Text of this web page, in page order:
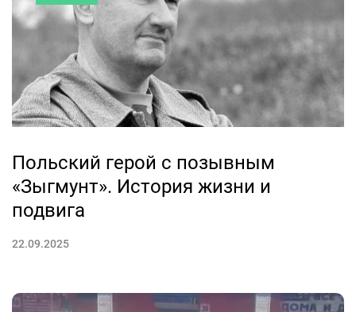
Польский герой с позывным
«Зыгмунт». История жизни и
подвига
22.09.2025